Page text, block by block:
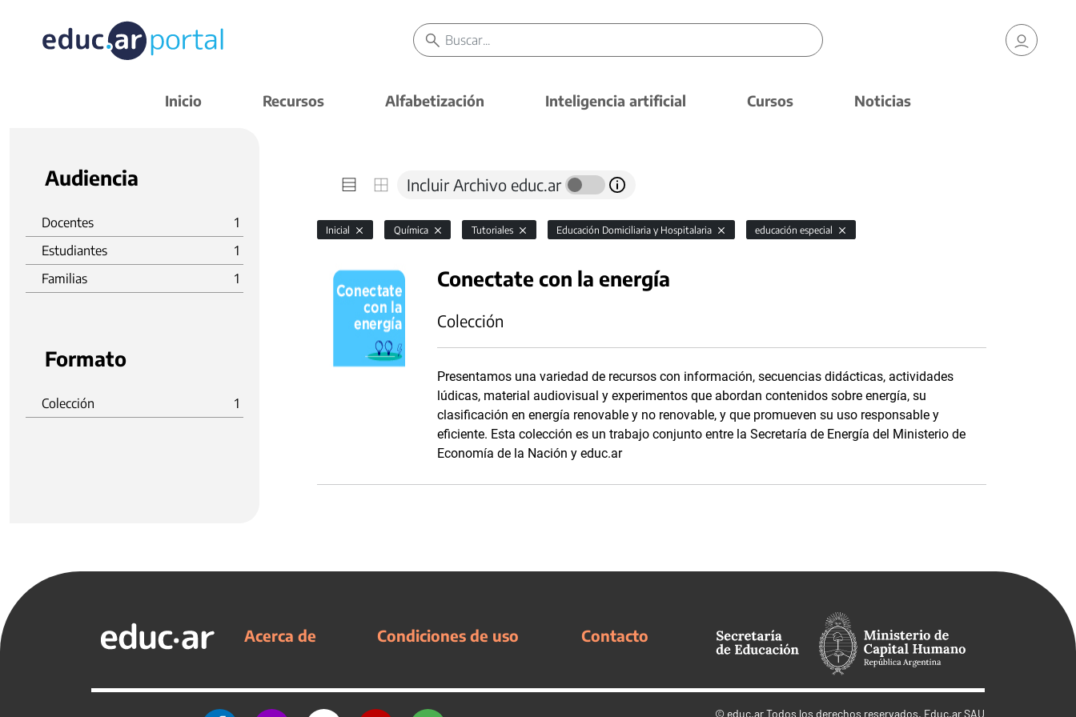
Inicio Recursos Alfabetización Inteligencia artificial Cursos Noticias
Audiencia
Docentes
1
Estudiantes
1
Familias
1
Formato
Colección 1
Incluir Archivo educ.ar
Inicial Química Tutoriales Educación Domiciliaria y Hospitalaria educación especial
Conectate con la energía
Colección
Presentamos una variedad de recursos con información, secuencias didácticas, actividades
lúdicas, material audiovisual y experimentos que abordan contenidos sobre energía, su
clasificación en energía renovable y no renovable, y que promueven su uso responsable y
eficiente. Esta colección es un trabajo conjunto entre la Secretaría de Energía del Ministerio de
Economía de la Nación y educ.ar
Acerca de Condiciones de uso Contacto
© educ.arTodos los derechos reservados. Educ.ar SAU